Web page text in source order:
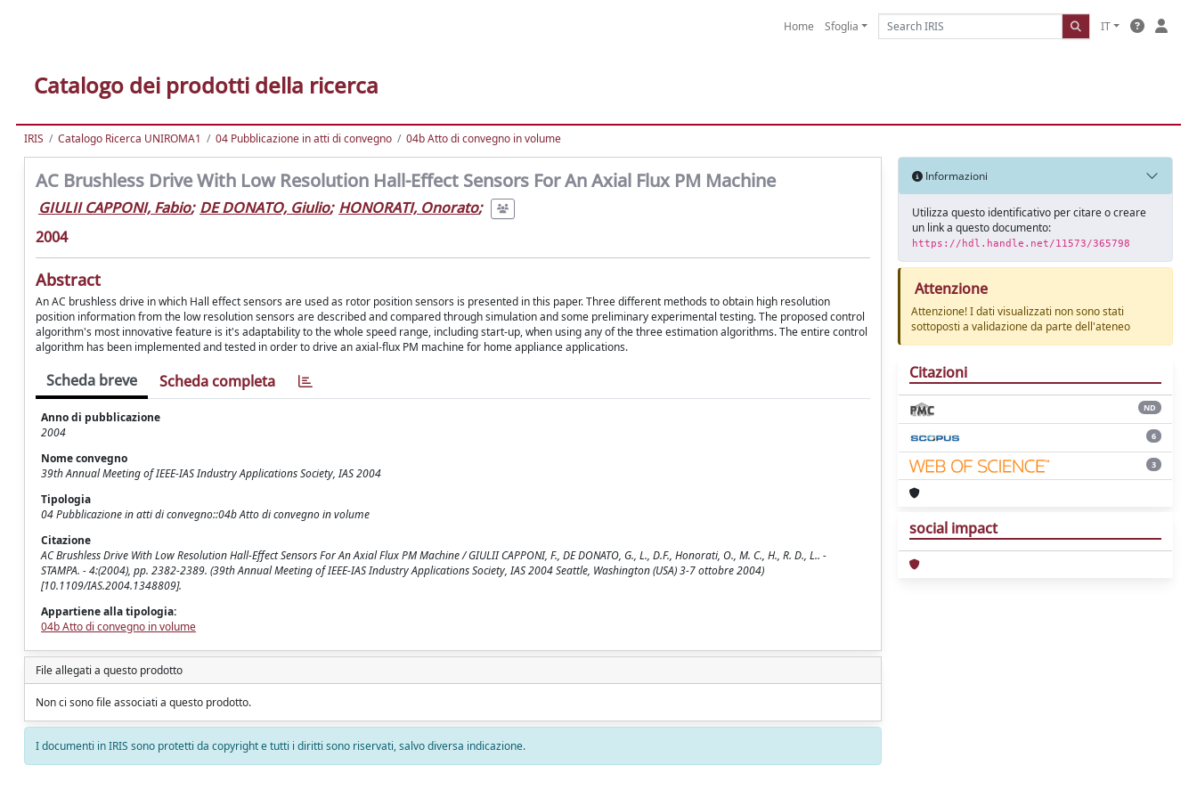
Home Sfoglia IT
Catalogo dei prodotti della ricerca
IRIS Catalogo Ricerca UNIROMA1 04 Pubblicazione in atti di convegno 04b Atto di convegno in volume
AC Brushless Drive With Low Resolution Hall-Effect Sensors For An Axial Flux PM Machine
GIULII CAPPONI, Fabio; DE DONATO, Giulio; HONORATI, Onorato;
2004
Abstract
An AC brushless drive in which Hall effect sensors are used as rotor position sensors is presented in this paper. Three different methods to obtain high resolution
position information from the low resolution sensors are described and compared through simulation and some preliminary experimental testing. The proposed control
algorithm's most innovative feature is it's adaptability to the whole speed range, including start-up, when using any of the three estimation algorithms. The entire control
algorithm has been implemented and tested in order to drive an axial-flux PM machine for home appliance applications.
Scheda breve Scheda completa
Anno di pubblicazione
2004
Nome convegno
39th Annual Meeting of IEEE-IAS Industry Applications Society, IAS 2004
Tipologia
04 Pubblicazione in atti di convegno::04b Atto di convegno in volume
Citazione
AC Brushless Drive With Low Resolution Hall-Effect Sensors For An Axial Flux PM Machine / GIULII CAPPONI, F., DE DONATO, G., L., D.F., Honorati, O., M. C., H., R. D., L.. -
STAMPA. - 4:(2004), pp. 2382-2389. (39th Annual Meeting of IEEE-IAS Industry Applications Society, IAS 2004 Seattle, Washington (USA) 3-7 ottobre 2004)
[10.1109/IAS.2004.1348809].
Appartiene alla tipologia:
04b Atto di convegno in volume
File allegati a questo prodotto
Non ci sono file associati a questo prodotto.
I documenti in IRIS sono protetti da copyright e tutti i diritti sono riservati, salvo diversa indicazione.
Informazioni
Utilizza questo identificativo per citare o creare
un link a questo documento:
https://hdl.handle.net/11573/365798
Attenzione
Attenzione! I dati visualizzati non sono stati
sottoposti a validazione da parte dell'ateneo
Citazioni
ND
6
3
social impact